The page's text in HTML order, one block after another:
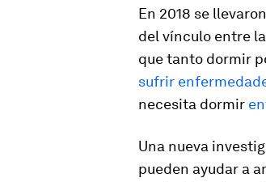
En 2018 se
del vínculo entre
que tanto dormir
sufrir
necesita dormir
Una nueva
pueden ayudar a